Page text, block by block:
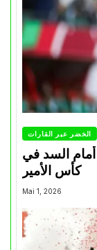
الخضر عبر القارات
السد في
كأس الأمير
Mai 1, 2026